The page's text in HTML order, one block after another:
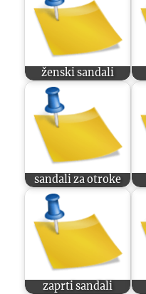
ženski sandali
sandali za otroke
zaprti sandali